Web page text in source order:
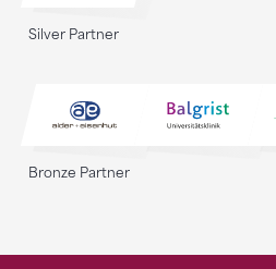
Silver Partner
Bronze Partner